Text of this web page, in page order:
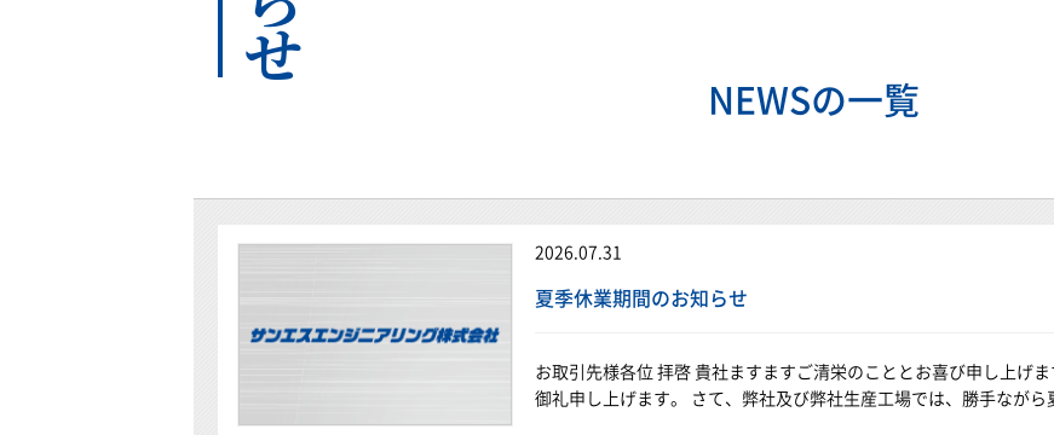
NEWSの一覧
2026.07.31
夏季休業期間のお知らせ
お取引先様各位 拝啓 貴社ますますご清栄のこととお喜び申し上げ
御礼申し上げます。 さて、弊社及び弊社生産工場では、勝手なが